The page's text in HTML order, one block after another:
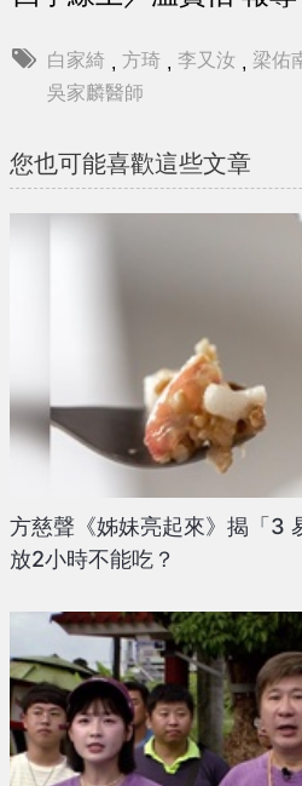
白家綺 , 方琦 , 李又汝 , 梁佑
吳家麟醫師
您也可能喜歡這些文章
方慈聲《姊妹亮起來》揭「3
放2小時不能吃？